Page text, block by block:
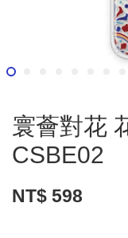
寰薈對花
CSBE02
NT$ 598